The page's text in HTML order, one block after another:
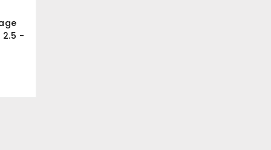
2.5 -